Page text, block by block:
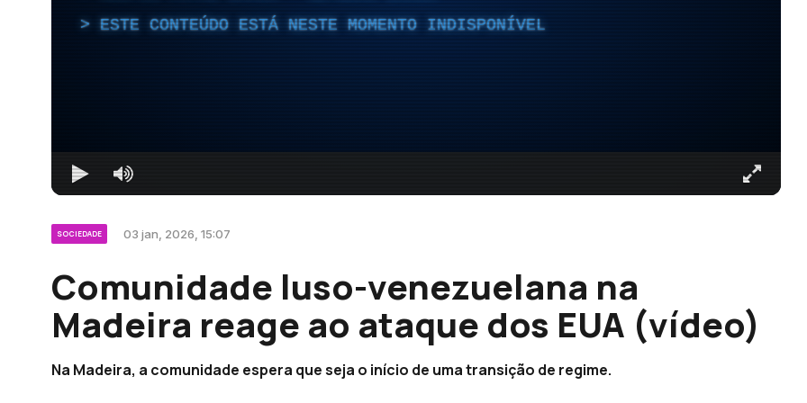
ESTE CONTEÚDO ESTÁ NESTE MOMENTO INDISPONÍVEL
SOCIEDADE 03 jan, 2026, 15:07
Comunidade luso-venezuelana na
Madeira reage ao ataque dos EUA (vídeo)
Na Madeira, a comunidade espera que seja o início de uma transição de regime.